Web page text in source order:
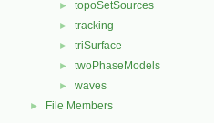
► topoSetSources
► tracking
► triSurface
► twoPhaseModels
► waves
► File Members